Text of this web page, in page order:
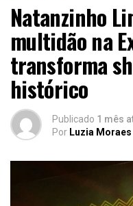
Natanzinho
multidão na
transforma
histórico
Publicado 1 mês
Por Luzia Moraes